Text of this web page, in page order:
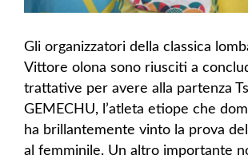
Gli organizzatori della classica
Vittore olona sono riusciti a
trattative per avere alla partenza
GEMECHU, l’atleta etiope che
ha brillantemente vinto la prova
al femminile. Un altro importante